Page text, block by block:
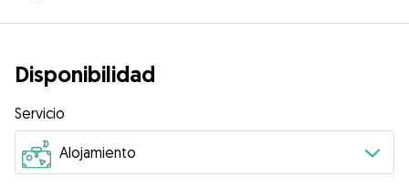
Disponibilidad
Servicio